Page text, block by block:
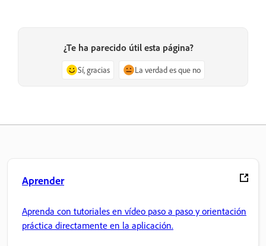
¿Te ha parecido útil esta página?
Sí, gracias La verdad es que no
Aprender
Aprenda con tutoriales en vídeo paso a paso y orientación
práctica directamente en la aplicación.